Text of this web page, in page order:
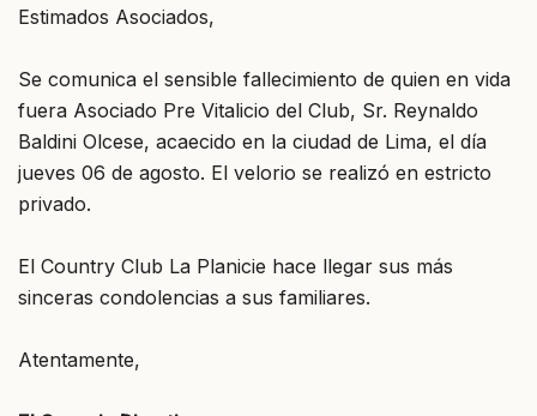
Estimados Asociados,
Se comunica el sensible fallecimiento de quien en vida
fuera Asociado Pre Vitalicio del Club, Sr. Reynaldo
Baldini Olcese, acaecido en la ciudad de Lima, el día
jueves 06 de agosto. El velorio se realizó en estricto
privado.
El Country Club La Planicie hace llegar sus más
sinceras condolencias a sus familiares.
Atentamente,